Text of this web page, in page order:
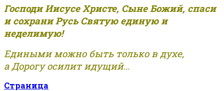
Господи Иисусе Христе, Сыне Божий, спаси
и сохрани Русь Святую единую и
неделимую!
Едиными можно быть только в духе,
а Дорогу осилит идущий...
Страница